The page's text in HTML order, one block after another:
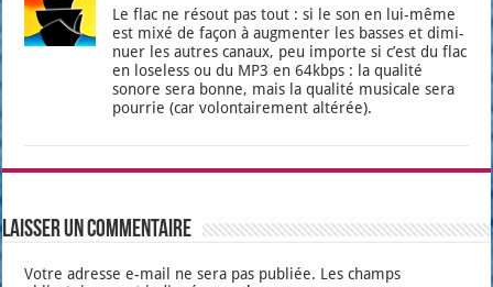
Le flac ne résout pas tout : si le son en lui-même
est mixé de façon à aug­men­ter les basses et dimi­
nuer les autres canaux, peu importe si c’est du flac
en lose­less ou du MP3 en 64kbps : la qua­li­té
sonore sera bonne, mais la qua­li­té musi­cale sera
pour­rie (car volon­tai­re­ment alté­rée).
Laisser un commentaire
Votre adresse e-mail ne sera pas publiée. Les champs